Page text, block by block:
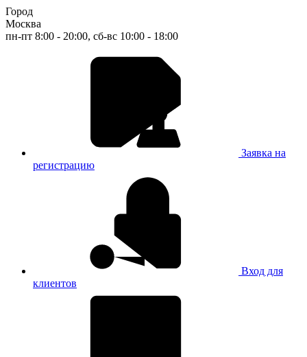
Город
Москва
пн-пт 8:00 - 20:00, сб-вс 10:00 - 18:00
Заявка на
регистрацию
Вход для
клиентов